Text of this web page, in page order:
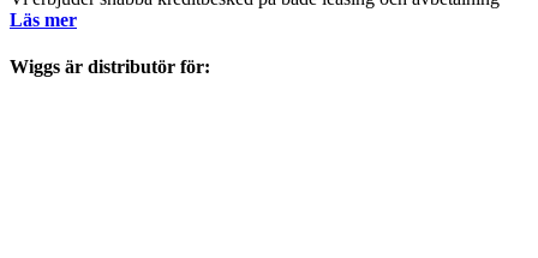
Läs mer
Wiggs är distributör för: